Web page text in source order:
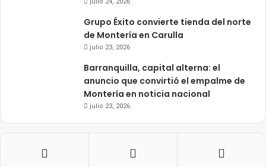
julio 24, 2026
Grupo Éxito convierte tienda del norte
de Montería en Carulla
julio 23, 2026
Barranquilla, capital alterna: el
anuncio que convirtió el empalme de
Montería en noticia nacional
julio 23, 2026